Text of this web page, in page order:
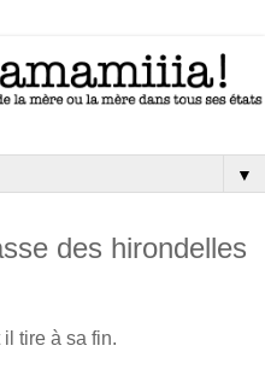
▼
des hirondelles
tire à sa fin.